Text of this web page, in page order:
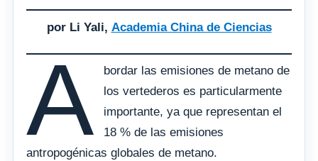
por Li Yali, Academia China de Ciencias
A
bordar las emisiones de metano de
los vertederos es particularmente
importante, ya que representan el
18 % de las emisiones
antropogénicas globales de metano.